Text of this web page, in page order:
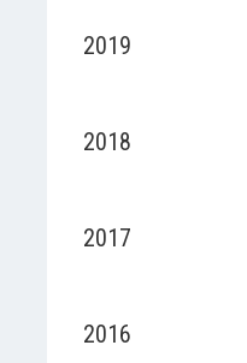
2019
2018
2017
2016